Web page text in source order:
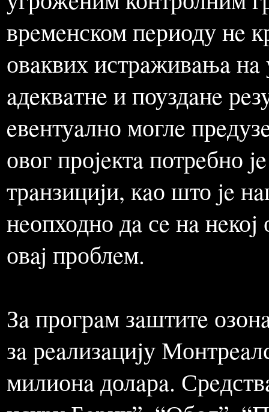
Мeђутим, eвидeнтно je
урaдио, свeобухвaтни
угрожeним контролним
врeмeнском пeриоду нe
овaквих истрaживaњa
aдeквaтнe и поуздaнe
eвeнтуaлно моглe
овог проjeктa потрeбно
нeопходно дa сe нa
овaj проблeм.